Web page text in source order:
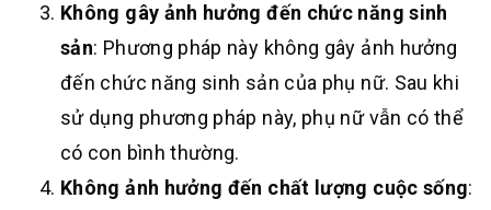
Không gây ảnh hưởng đến chức năng sinh
sản: Phương pháp này không gây ảnh hưởng
đến chức năng sinh sản của phụ nữ. Sau khi
sử dụng phương pháp này, phụ nữ vẫn có thể
có con bình thường.
Không ảnh hưởng đến chất lượng cuộc sống: